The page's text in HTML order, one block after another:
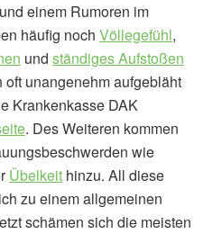
einem Rumoren im
häufig noch Völlegefühl,
und ständiges Aufstoßen
oft unangenehm aufgebläht
Krankenkasse DAK
. Des Weiteren kommen
wie
Übelkeit hinzu. All diese
zu einem allgemeinen
schämen sich die meisten